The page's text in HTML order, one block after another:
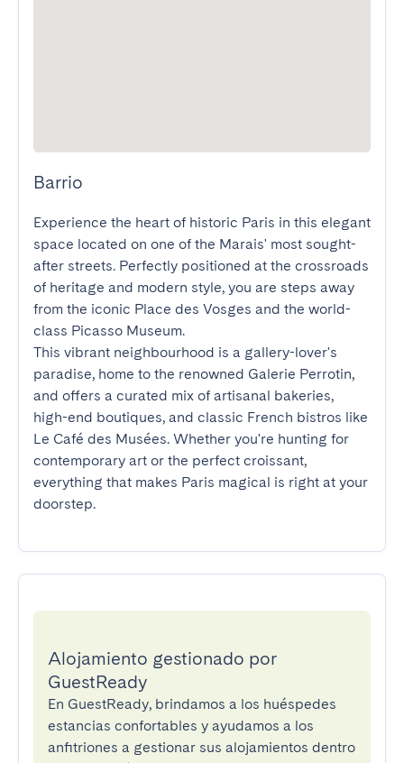
Barrio
Experience the heart of historic Paris in this elegant
space located on one of the Marais' most sought-
after streets. Perfectly positioned at the crossroads
of heritage and modern style, you are steps away
from the iconic Place des Vosges and the world-
class Picasso Museum.
This vibrant neighbourhood is a gallery-lover's
paradise, home to the renowned Galerie Perrotin,
and offers a curated mix of artisanal bakeries,
high-end boutiques, and classic French bistros like
Le Café des Musées. Whether you're hunting for
contemporary art or the perfect croissant,
everything that makes Paris magical is right at your
doorstep.
Alojamiento gestionado por
GuestReady
En GuestReady, brindamos a los huéspedes
estancias confortables y ayudamos a los
anfitriones a gestionar sus alojamientos dentro